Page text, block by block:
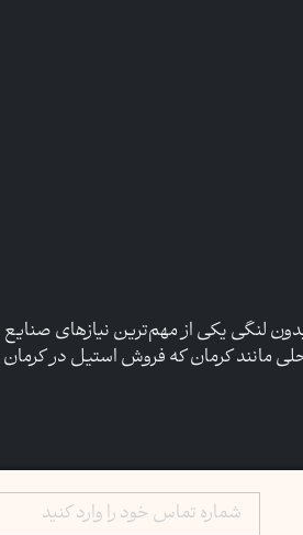
لنگی یکی از مهم‌ترین نیازهای
مانند کرمان که فروش استیل در